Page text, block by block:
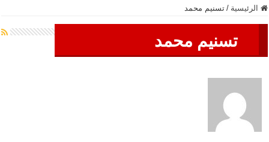
الرئيسية / تسنيم محمد
تسنيم محمد